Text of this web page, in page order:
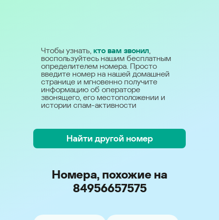
Чтобы узнать, кто вам звонил,
воспользуйтесь нашим бесплатным
определителем номера. Просто
введите номер на нашей домашней
странице и мгновенно получите
информацию об операторе
звонящего, его местоположении и
истории спам-активности
Найти другой номер
Номера, похожие на
84956657575